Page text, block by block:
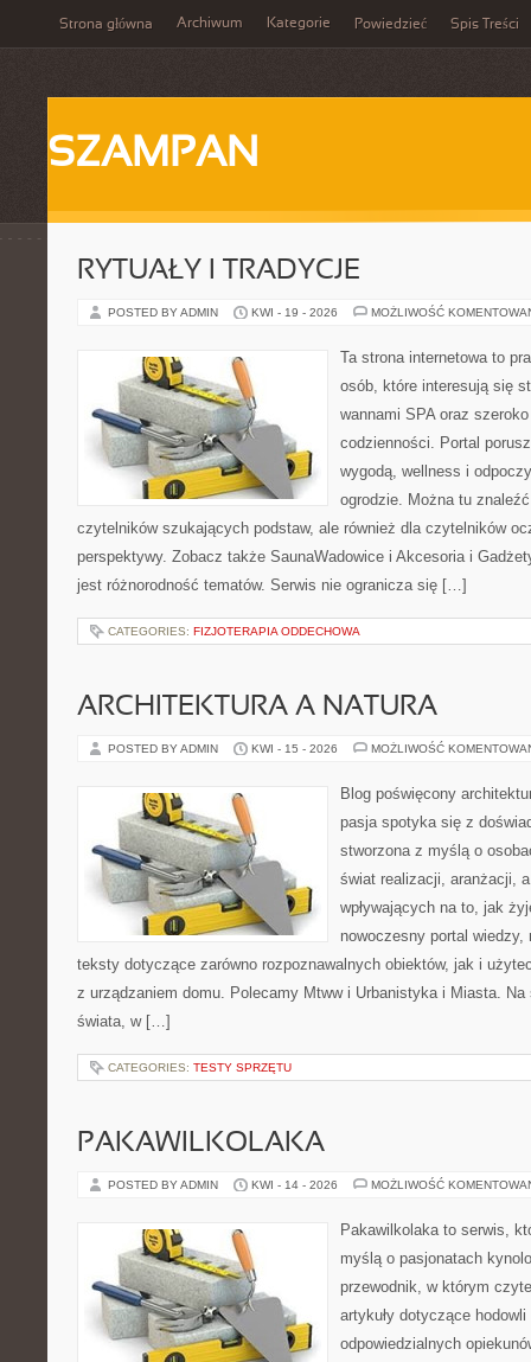
Strona główna Archiwum Kategorie Powiedzieć Spis Treści
SZAMPAN
RYTUAŁY I TRADYCJE
POSTED BY ADMIN KWI - 19 - 2026 MOŻLIWOŚĆ
Ta strona internetowa to
osób, które interesują się
wannami SPA oraz
codzienności. Portal
wygodą, wellness i
ogrodzie. Można tu
czytelników szukających podstaw, ale również dla czytelników
perspektywy. Zobacz także SaunaWadowice i Akcesoria i
jest różnorodność tematów. Serwis nie ogranicza się […]
CATEGORIES: FIZJOTERAPIA ODDECHOWA
ARCHITEKTURA A NATURA
POSTED BY ADMIN KWI - 15 - 2026 MOŻLIWOŚĆ
Blog poświęcony
pasja spotyka się z
stworzona z myślą o
świat realizacji, aranżacji,
wpływających na to, jak
nowoczesny portal
teksty dotyczące zarówno rozpoznawalnych obiektów, jak i
z urządzaniem domu. Polecamy Mtww i Urbanistyka i Miasta.
świata, w […]
CATEGORIES: TESTY SPRZĘTU
PAKAWILKOLAKA
POSTED BY ADMIN KWI - 14 - 2026 MOŻLIWOŚĆ
Pakawilkolaka to serwis,
myślą o pasjonatach
przewodnik, w którym
artykuły dotyczące
odpowiedzialnych